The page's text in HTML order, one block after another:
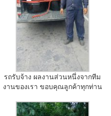
รถรับจ้าง ผลงานส่วนหนึ่งจากทีม
งานของเรา ขอบคุณลูกค้าทุกท่าน